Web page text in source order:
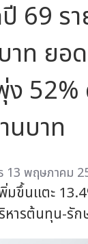
69 รา
าท ยอ
52%
นบาท
13 พฤษภาคม
มขึ้นแตะ
หารต้นทุน-รัก